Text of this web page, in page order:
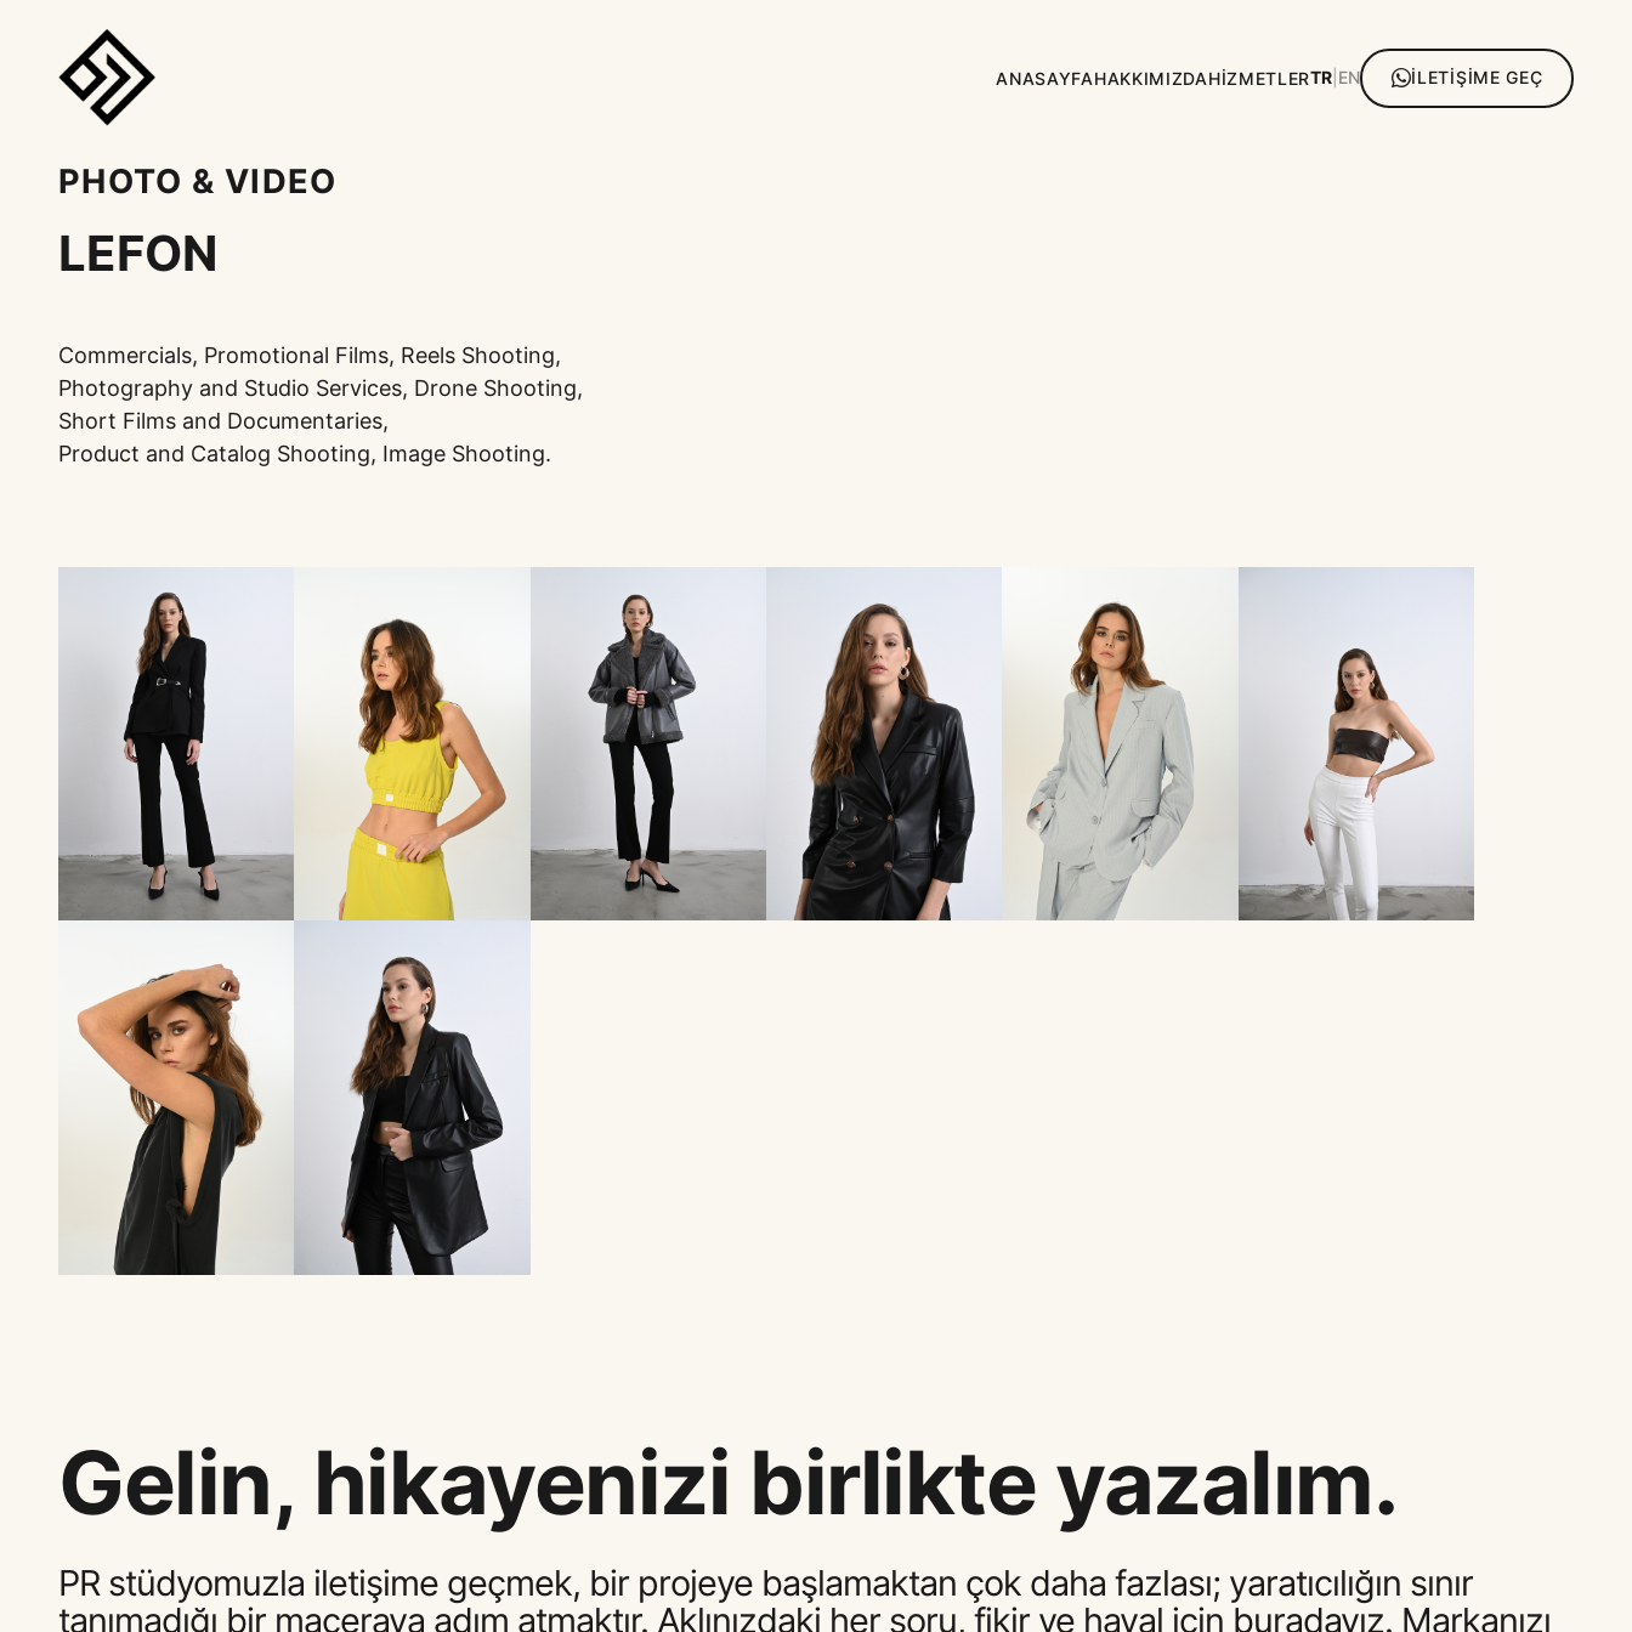
ANASAYFAHAKKIMIZDAHİZMETLERTR EN İLETİŞİME GEÇ
PHOTO & VIDEO
LEFON
Commercials, Promotional Films, Reels Shooting,
Photography and Studio Services, Drone Shooting,
Short Films and Documentaries,
Product and Catalog Shooting, Image Shooting.
Gelin, hikayenizi birlikte yazalım.
PR stüdyomuzla iletişime geçmek, bir projeye başlamaktan çok daha fazlası; yaratıcılığın sınır
tanımadığı bir maceraya adım atmaktır. Aklınızdaki her soru, fikir ve hayal için buradayız. Markanızı